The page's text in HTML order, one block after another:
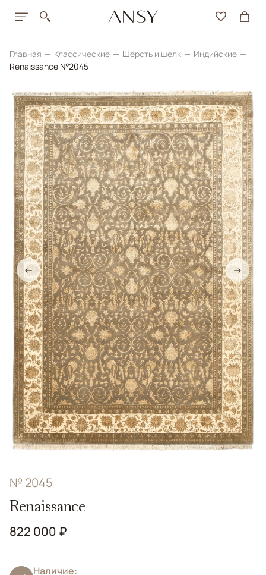
Главная Классические Шерсть и шелк
Индийские
Renaissance №2045
← →
№ 2045
Renaissance
822 000 ₽
Наличие: